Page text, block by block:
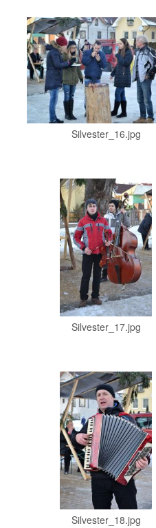
Silvester_16.jpg
Silvester_17.jpg
Silvester_18.jpg